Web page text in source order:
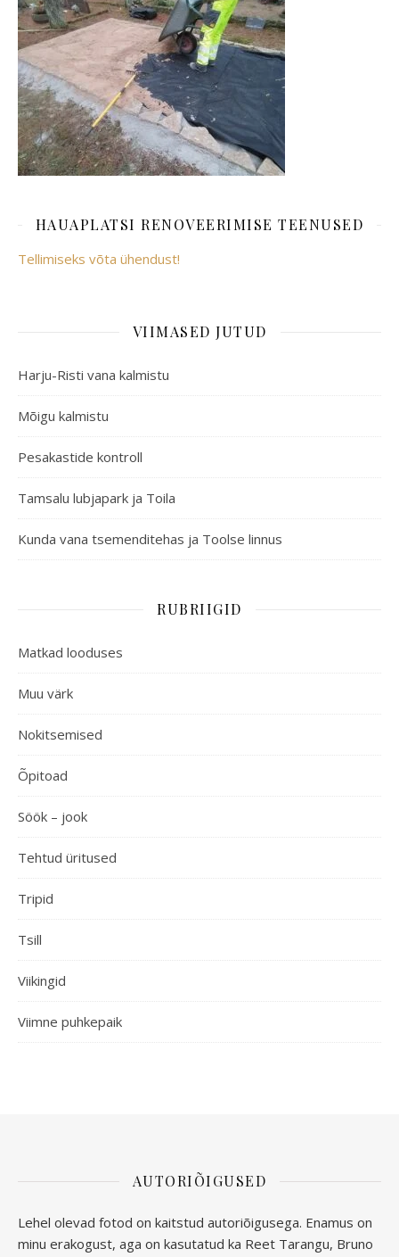
HAUAPLATSI RENOVEERIMISE TEENUSED
Tellimiseks võta ühendust!
VIIMASED JUTUD
Harju-Risti vana kalmistu
Mõigu kalmistu
Pesakastide kontroll
Tamsalu lubjapark ja Toila
Kunda vana tsemenditehas ja Toolse linnus
RUBRIIGID
Matkad looduses
Muu värk
Nokitsemised
Õpitoad
Söök – jook
Tehtud üritused
Tripid
Tsill
Viikingid
Viimne puhkepaik
AUTORIÕIGUSED
Lehel olevad fotod on kaitstud autoriõigusega. Enamus on
minu erakogust, aga on kasutatud ka Reet Tarangu, Bruno